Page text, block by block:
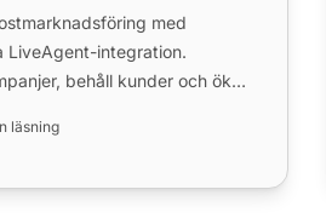
med
LiveAgent-integration.
behåll kunder och öka
läsning